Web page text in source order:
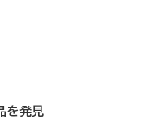
を発見